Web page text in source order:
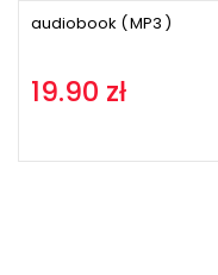
audiobook (MP3 )
19.90 zł